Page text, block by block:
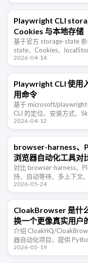
Playwright CLI
Cookies 与本地存储
基于官方 storage-state
state、Cookies、
2026-04-14
Playwright CLI 使用
用命令
基于 microsoft/
CLI 的定位、安装方式、
令。
2026-04-12
browser-harness、
浏览器自动化工具对
对比 browser-harness、
持、自动等待、多上下文
化与 AI Agent 原生浏览器
2026-05-24
CloakBrowser 是什
换一个更像真实用户
介绍 CloakHQ/
器自动化项目，提供
Manager，用于需 …
2026-05-19